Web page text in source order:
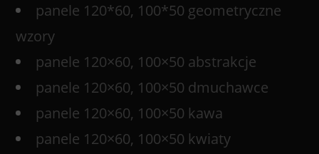
panele 120*60, 100*50 geometryczne
wzory
panele 120×60, 100×50 abstrakcje
panele 120×60, 100×50 dmuchawce
panele 120×60, 100×50 kawa
panele 120×60, 100×50 kwiaty